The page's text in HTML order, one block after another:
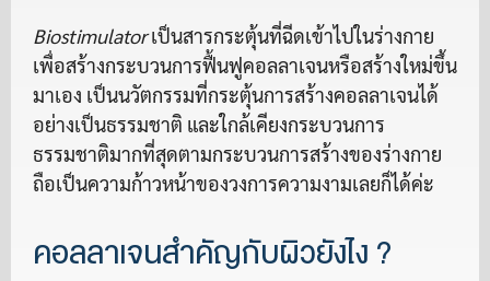
Biostimulatorเป็นสารกระตุ้นที่ฉีดเข้าไปในร่างกาย
เพื่อสร้างกระบวนการฟื้นฟูคอลลาเจนหรือสร้างใหม่ขึ้น
มาเอง เป็นนวัตกรรมที่กระตุ้นการสร้างคอลลาเจนได้
อย่างเป็นธรรมชาติ และใกล้เคียงกระบวนการ
ธรรมชาติมากที่สุดตามกระบวนการสร้างของร่างกาย
ถือเป็นความก้าวหน้าของวงการความงามเลยก็ได้ค่ะ
คอลลาเจนสำคัญกับผิวยังไง ?